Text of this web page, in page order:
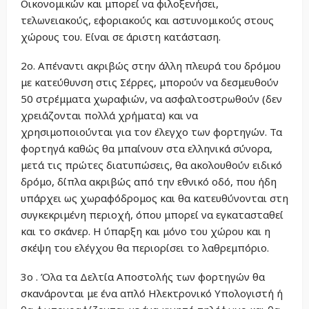
Οικονομικών και μπορεί να φιλοξενήσει,
τελωνειακούς, εφοριακούς και αστυνομικούς στους
χώρους του. Είναι σε άριστη κατάσταση.
2ο. Απέναντι ακριβώς στην άλλη πλευρά του δρόμου
με κατεύθυνση στις Σέρρες, μπορούν να δεσμευθούν
50 στρέμματα χωραφιών, να ασφαλτοστρωθούν (δεν
χρειάζονται πολλά χρήματα) και να
χρησιμοποιούνται για τον έλεγχο των φορτηγών. Τα
φορτηγά καθώς θα μπαίνουν στα ελληνικά σύνορα,
μετά τις πρώτες διατυπώσεις, θα ακολουθούν ειδικό
δρόμο, δίπλα ακριβώς από την εθνικό οδό, που ήδη
υπάρχει ως χωραφόδρομος και θα κατευθύνονται στη
συγκεκριμένη περιοχή, όπου μπορεί να εγκατασταθεί
και το σκάνερ. Η ύπαρξη και μόνο του χώρου και η
σκέψη του ελέγχου θα περιορίσει το λαθρεμπόριο.
3ο . Όλα τα Δελτία Αποστολής των φορτηγών θα
σκανάρονται με ένα απλό Ηλεκτρονικό Υπολογιστή ή